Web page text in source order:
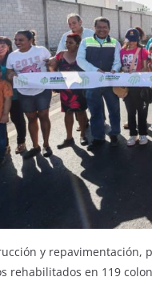
y repavimentación,
rehabilitados en 119